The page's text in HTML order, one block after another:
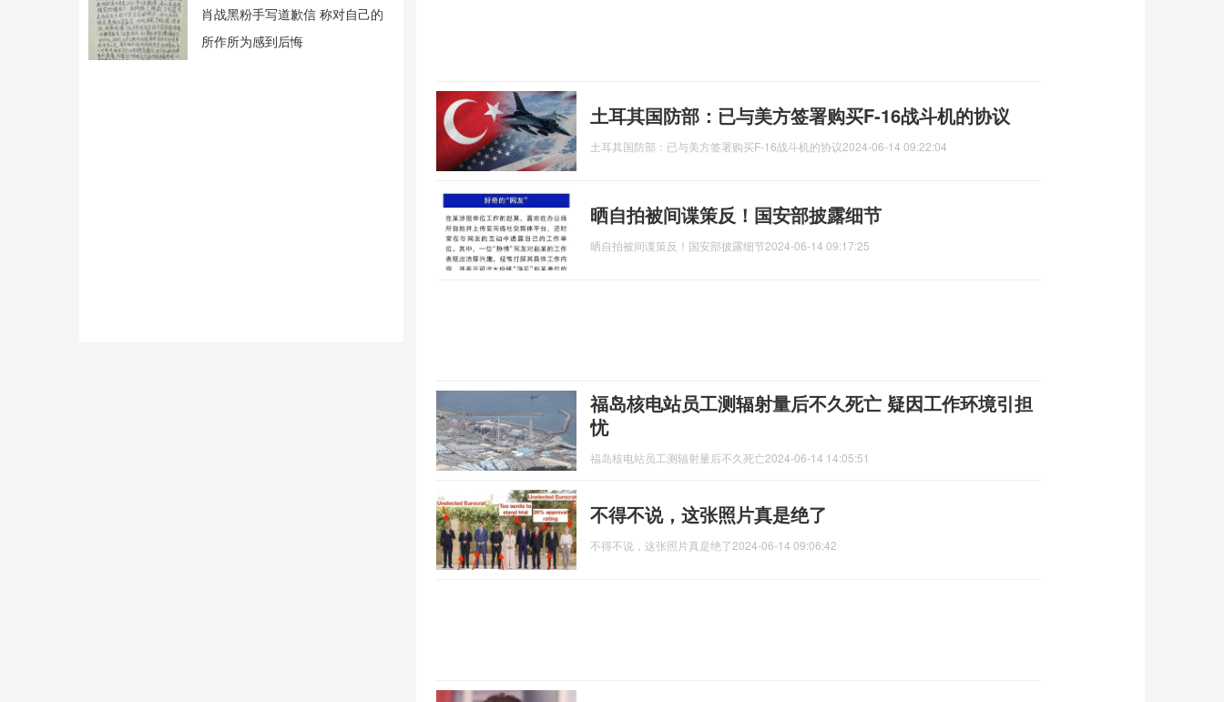
肖战黑粉手写道歉信 称对自己的
所作所为感到后悔
土耳其国防部：已与美方签署购买F-16战斗机的协议
土耳其国防部：已与美方签署购买F-16战斗机的协议2024-06-14 09:22:04
晒自拍被间谍策反！国安部披露细节
晒自拍被间谍策反！国安部披露细节2024-06-14 09:17:25
福岛核电站员工测辐射量后不久死亡 疑因工作环境引担
忧
福岛核电站员工测辐射量后不久死亡2024-06-14 14:05:51
不得不说，这张照片真是绝了
不得不说，这张照片真是绝了2024-06-14 09:06:42